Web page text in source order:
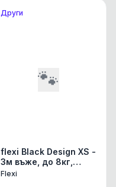
Други
🐾
flexi Black Design XS -
3м въже, до 8кг,
светло синьо
Flexi